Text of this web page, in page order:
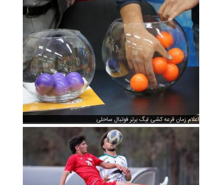
اعلام زمان قرعه کشی لیگ برتر فوتبال ساحلی